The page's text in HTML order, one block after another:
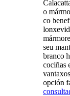
o
co
seu
branco
cociñas
opción
consulta